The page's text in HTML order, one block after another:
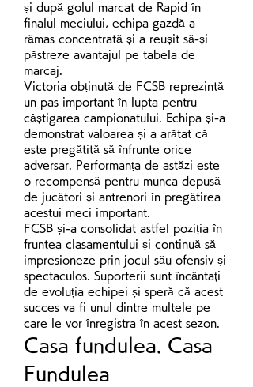
și după golul marcat de Rapid în
finalul meciului, echipa gazdă a
rămas concentrată și a reușit să-și
păstreze avantajul pe tabela de
marcaj.
Victoria obținută de FCSB reprezintă
un pas important în lupta pentru
câștigarea campionatului. Echipa și-a
demonstrat valoarea și a arătat că
este pregătită să înfrunte orice
adversar. Performanța de astăzi este
o recompensă pentru munca depusă
de jucători și antrenori în pregătirea
acestui meci important.
FCSB și-a consolidat astfel poziția în
fruntea clasamentului și continuă să
impresioneze prin jocul său ofensiv și
spectaculos. Suporterii sunt încântați
de evoluția echipei și speră că acest
succes va fi unul dintre multele pe
care le vor înregistra în acest sezon.
Casa fundulea. Casa
Fundulea